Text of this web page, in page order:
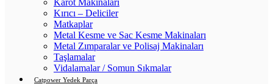
Karot Makinaları
Kırıcı – Deliciler
Matkaplar
Metal Kesme ve Sac Kesme Makinaları
Metal Zımparalar ve Polisaj Makinaları
Taşlamalar
Vidalamalar / Somun Sıkmalar
Catpower Yedek Parça